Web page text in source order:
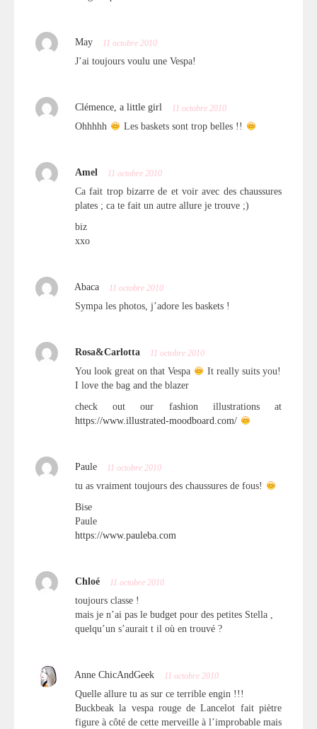
May 11 octobre 2010
J’ai toujours voulu une Vespa!
Clémence, a little girl 11 octobre 2010
Ohhhhh Les baskets sont trop belles !!
Amel 11 octobre 2010
Ca fait trop bizarre de et voir avec des chaussures
plates ; ca te fait un autre allure je trouve ;)
biz
xxo
Abaca 11 octobre 2010
Sympa les photos, j’adore les baskets !
Rosa&Carlotta 11 octobre 2010
You look great on that Vespa
It really suits you!
I love the bag and the blazer
check out our fashion illustrations at
https://www.illustrated-moodboard.com/
Paule 11 octobre 2010
tu as vraiment toujours des chaussures de fous!
Bise
Paule
https://www.pauleba.com
Chloé 11 octobre 2010
toujours classe !
mais je n’ai pas le budget pour des petites Stella ,
quelqu’un s’aurait t il où en trouvé ?
Anne ChicAndGeek 11 octobre 2010
Quelle allure tu as sur ce terrible engin !!!
Buckbeak la vespa rouge de Lancelot fait piètre
figure à côté de cette merveille à l’improbable mais